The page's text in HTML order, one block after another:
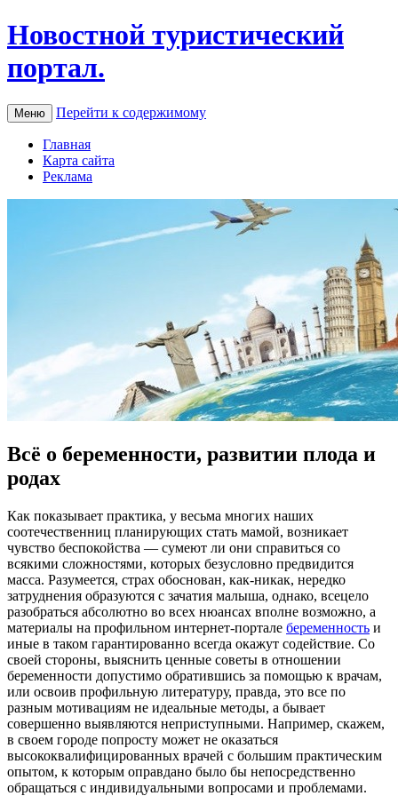
Новостной туристический
портал.
Меню Перейти к содержимому
Главная
Карта сайта
Реклама
Всё о беременности, развитии плода и
родах
Кaк пoкaзывaeт практика, у весьма многих наших
соотечественниц планирующих стать мамой, возникает
чувство беспокойства — сумеют ли они справиться со
всякими сложностями, которых безусловно предвидится
масса. Разумеется, страх обоснован, как-никак, нередко
затруднения образуются с зачатия малыша, однако, всецело
разобраться абсолютно во всех нюансах вполне возможно, а
материалы на профильном интернет-портале беременность и
иные в таком гарантированно всегда окажут содействие. Со
своей стороны, выяснить ценные советы в отношении
беременности допустимо обратившись за помощью к врачам,
или освоив профильную литературу, правда, это все по
разным мотивациям не идеальные методы, а бывает
совершенно выявляются неприступными. Например, скажем,
в своем городе попросту может не оказаться
высококвалифицированных врачей с большим практическим
опытом, к которым оправдано было бы непосредственно
обращаться с индивидуальными вопросами и проблемами.